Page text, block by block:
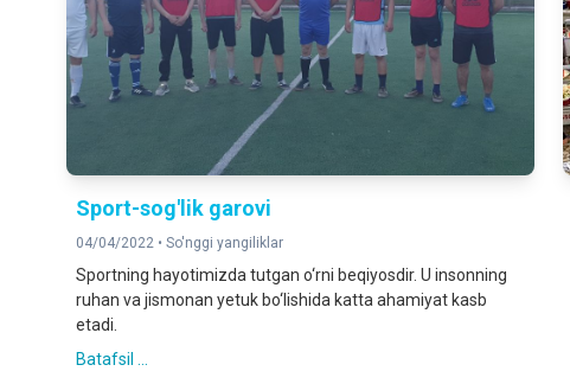
Sport-sog'lik garovi
04/04/2022 • So'nggi yangiliklar
Sportning hayotimizda tutgan o‘rni beqiyosdir. U insonning
ruhan va jismonan yetuk bo‘lishida katta ahamiyat kasb
etadi.
Batafsil ...